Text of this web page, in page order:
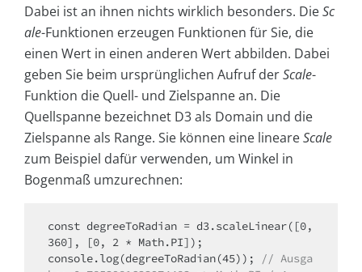
Dabei ist an ihnen nichts wirklich besonders. DieSc
ale-Funktionen erzeugen Funktionen für Sie, die
einen Wert in einen anderen Wert abbilden. Dabei
geben Sie beim ursprünglichen Aufruf derScale-
Funktion die Quell- und Zielspanne an. Die
Quellspanne bezeichnet D3 als Domain und die
Zielspanne als Range. Sie können eine lineareScale
zum Beispiel dafür verwenden, um Winkel in
Bogenmaß umzurechnen:
const degreeToRadian = d3.scaleLinear([0,
360], [0, 2 * Math.PI]);
console.log(degreeToRadian(45));
// Ausga